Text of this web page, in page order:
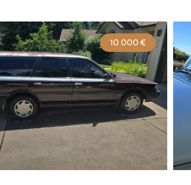
10 000 €